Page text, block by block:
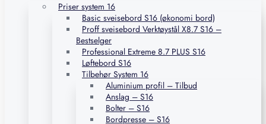
Priser system 16
Basic sveisebord S16 (økonomi bord)
Proff sveisebord Verktøystål X8.7 S16 –
Bestselger
Professional Extreme 8.7 PLUS S16
Løftebord S16
Tilbehør System 16
Aluminium profil – Tilbud
Anslag – S16
Bolter – S16
Bordpresse – S16